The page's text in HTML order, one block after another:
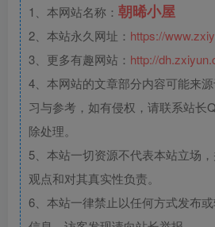
1、本网站名称： 朝晞小屋
2、本站永久网址： https://
3、更多有趣网站： http://
4、本网站的文章部分内容可能来
习与参考，如有侵权，请联系站长
除处理。
5、本站一切资源不代表本站立场
观点和对其真实性负责。
6、本站一律禁止以任何方式发布